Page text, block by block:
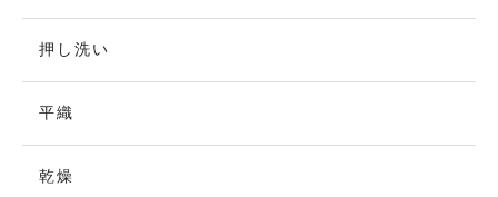
押し洗い
平織
乾燥